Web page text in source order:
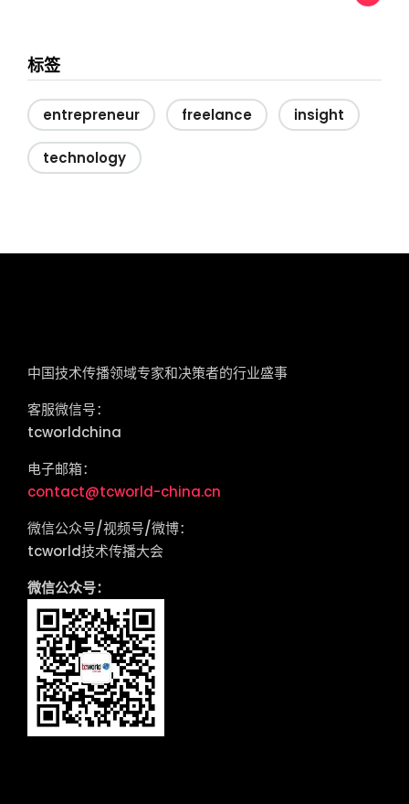
标签
entrepreneur freelance insight
technology
中国技术传播领域专家和决策者的行业盛事
客服微信号：
tcworldchina
电子邮箱：
contact@tcworld-china.cn
微信公众号/视频号/微博：
tcworld技术传播大会
微信公众号：